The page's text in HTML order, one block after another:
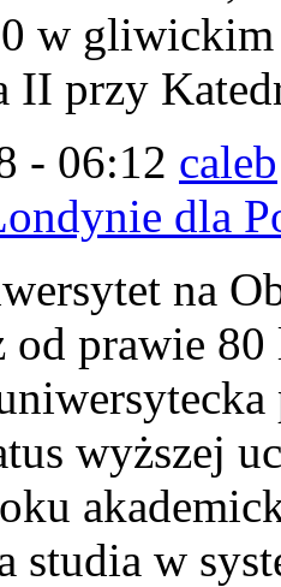
w
II przy
- 06:12 caleb
dla
na
prawie 80
wyższej
studia w